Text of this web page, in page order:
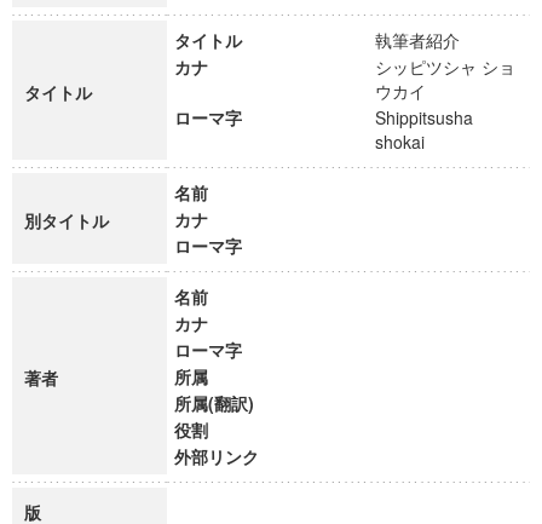
タイトル
タイトル
執筆者紹介
カナ
シッピツシャ ショ
ウカイ
ローマ字
Shippitsusha
shokai
別タイトル
名前
カナ
ローマ字
著者
名前
カナ
ローマ字
所属
所属(翻訳)
役割
外部リンク
版